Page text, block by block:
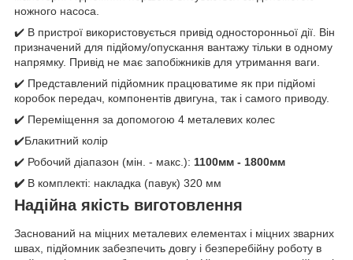
ножного насоса.
✔️ В пристрої використовується привід односторонньої дії. Він
призначений для підйому/опускання вантажу тільки в одному
напрямку. Привід не має запобіжників для утримання ваги.
✔️ Представлений підйомник працюватиме як при підйомі
коробок передач, компонентів двигуна, так і самого приводу.
✔️ Переміщення за допомогою 4 металевих колес
✔️Блакитний колір
✔️ Робочий діапазон (мін. - макс.): 1100мм - 1800мм
✔️ В комплекті: накладка (павук) 320 мм
Надійна якість виготовлення
Заснований на міцних металевих елементах і міцних зварних
швах, підйомник забезпечить довгу і безперебійну роботу в